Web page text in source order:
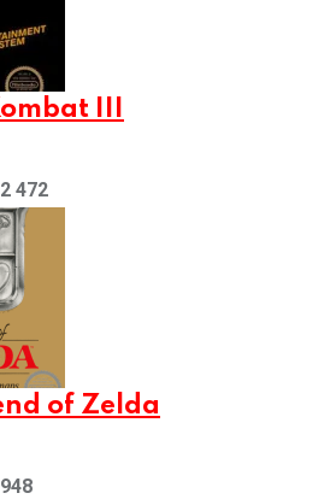
III
2 472
of Zelda
948